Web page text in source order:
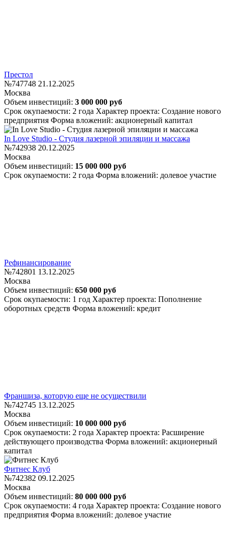
Престол
№747748 21.12.2025
Москва
Объем инвестиций: 3 000 000 руб
Срок окупаемости: 2 года Характер проекта: Создание нового
предприятия Форма вложений: акционерный капитал
In Love Studio - Студия лазерной эпиляции и массажа
№742938 20.12.2025
Москва
Объем инвестиций: 15 000 000 руб
Срок окупаемости: 2 года Форма вложений: долевое участие
Рефинансирование
№742801 13.12.2025
Москва
Объем инвестиций: 650 000 руб
Срок окупаемости: 1 год Характер проекта: Пополнение
оборотных средств Форма вложений: кредит
Франшиза, которую еще не осуществили
№742745 13.12.2025
Москва
Объем инвестиций: 10 000 000 руб
Срок окупаемости: 2 года Характер проекта: Расширение
действующего производства Форма вложений: акционерный
капитал
Фитнес Клуб
№742382 09.12.2025
Москва
Объем инвестиций: 80 000 000 руб
Срок окупаемости: 4 года Характер проекта: Создание нового
предприятия Форма вложений: долевое участие